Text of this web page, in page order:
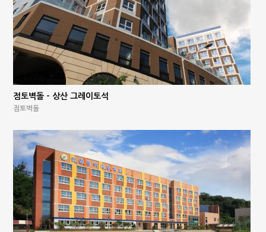
점토벽돌 – 상산 그레이토석
점토벽돌